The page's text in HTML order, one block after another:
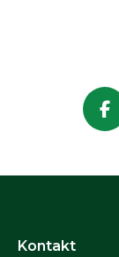
Kontakt